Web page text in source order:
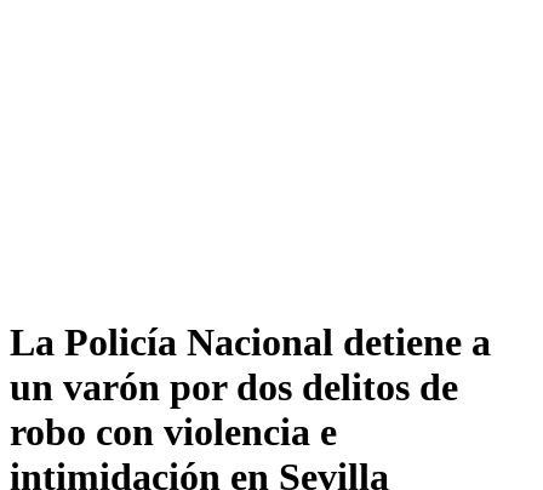
La Policía Nacional detiene a
un varón por dos delitos de
robo con violencia e
intimidación en Sevilla